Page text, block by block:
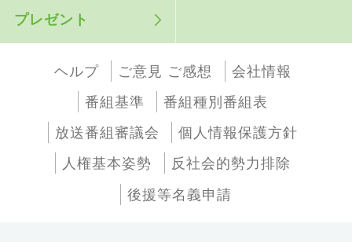
プレゼント
ヘルプ ご意見 ご感想
会社情報
番組基準
番組種別番組表
放送番組審議会
個人情報保護方針
人権基本姿勢
反社会的勢力排除
後援等名義申請